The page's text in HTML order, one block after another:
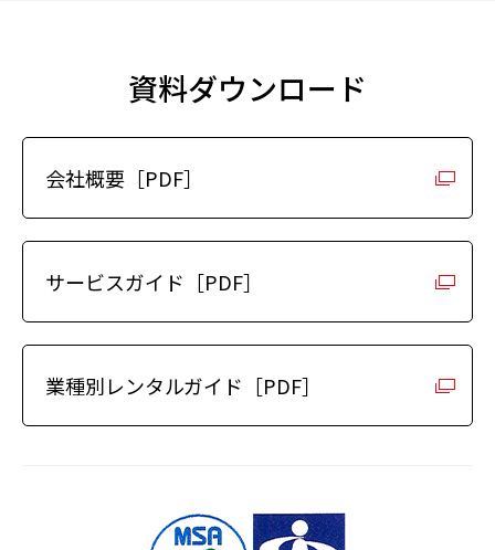
資料ダウンロード
会社概要［PDF］
サービスガイド［PDF］
業種別レンタルガイド［PDF］